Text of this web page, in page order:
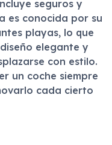
seguros y
es conocida por su
playas, lo que
elegante y
con estilo.
un coche siempre
cada cierto